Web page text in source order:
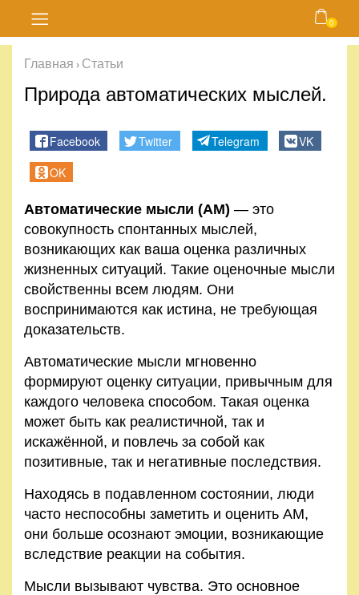
Блог
Курсы
Магазин
Карта
сайта
Личный
кабинет
Контакты
Правила
и
условия
Политика
0
Главная › Статьи
Природа автоматических мыслей.
Facebook Twitter Telegram
VK
OK
Автоматические мысли (АМ) — это
совокупность спонтанных мыслей,
возникающих как ваша оценка различных
жизненных ситуаций. Такие оценочные мысли
свойственны всем людям. Они
воспринимаются как истина, не требующая
доказательств.
Автоматические мысли мгновенно
формируют оценку ситуации, привычным для
каждого человека способом. Такая оценка
может быть как реалистичной, так и
искажённой, и повлечь за собой как
позитивные, так и негативные последствия.
Находясь в подавленном состоянии, люди
часто неспособны заметить и оценить АМ,
они больше осознают эмоции, возникающие
вследствие реакции на события.
Мысли вызывают чувства. Это основное